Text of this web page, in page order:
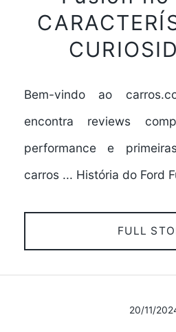
Bem-vindo ao
encontra reviews
performance e
carros ... História do Ford
FULL
20/11/